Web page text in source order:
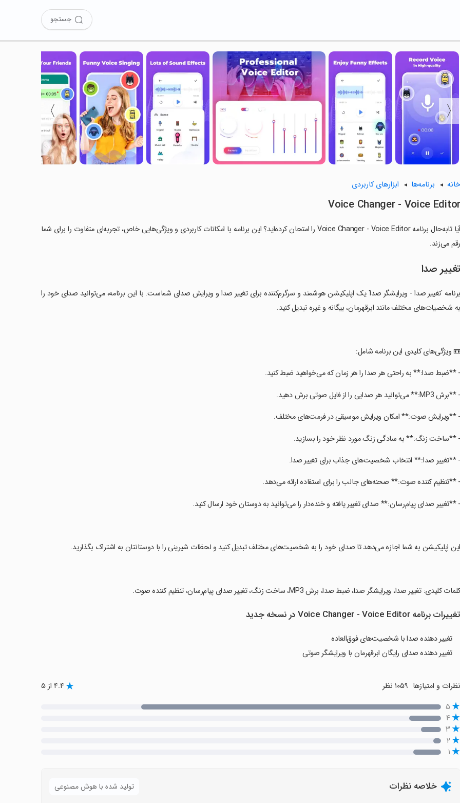
جستجو
〈
〉
خانه برنامه‌ها ابزارهای کاربردی
Voice Changer - Voice Editor
آیا تابه‌حال برنامه Voice Changer - Voice Editor را امتحان کرده‌اید؟ این برنامه با امکانات کاربردی و ویژگی‌هایی خاص، تجربه‌ای متفاوت را برای شما
رقم می‌زند.
تغییر صدا
برنامه 'تغییر صدا - ویرایشگر صدا' یک اپلیکیشن هوشمند و سرگرم‌کننده برای تغییر صدا و ویرایش صدای شماست. با این برنامه، می‌توانید صدای خود را
به شخصیات‌های مختلف مانند ابرقهرمان، بیگانه و غیره تبدیل کنید.
‏📼 ویژگی‌های کلیدی این برنامه شامل:
‏- **ضبط صدا:** به راحتی هر صدا را هر زمان که می‌خواهید ضبط کنید.
‏- **برش MP3:** می‌توانید هر صدایی را از فایل صوتی برش دهید.
‏- **ویرایش صوت:** امکان ویرایش موسیقی در فرمت‌های مختلف.
‏- **ساخت زنگ:** به سادگی زنگ مورد نظر خود را بسازید.
‏- **تغییر صدا:** انتخاب شخصیت‌های جذاب برای تغییر صدا.
‏- **تنظیم کننده صوت:** صحنه‌های جالب را برای استفاده ارائه می‌دهد.
‏- **تغییر صدای پیام‌رسان:** صدای تغییر یافته و خنده‌دار را می‌توانید به دوستان خود ارسال کنید.
‏این اپلیکیشن به شما اجازه می‌دهد تا صدای خود را به شخصیت‌های مختلف تبدیل کنید و لحظات شیرینی را با دوستانتان به اشتراک بگذارید.
‏کلمات کلیدی: تغییر صدا، ویرایشگر صدا، ضبط صدا، برش MP3، ساخت زنگ، تغییر صدای پیام‌رسان، تنظیم کننده صوت.
تغییرات برنامه Voice Changer - Voice Editor در نسخه جدید
تغییر دهنده صدا با شخصیت‌های فوق‌العاده
تغییر دهنده صدای رایگان ابرقهرمان با ویرایشگر صوتی
نظرات و امتیازها ۴.۴ از ۵
۵
۴
۳
۲
۱
خلاصه نظرات تولید شده با هوش مصنوعی